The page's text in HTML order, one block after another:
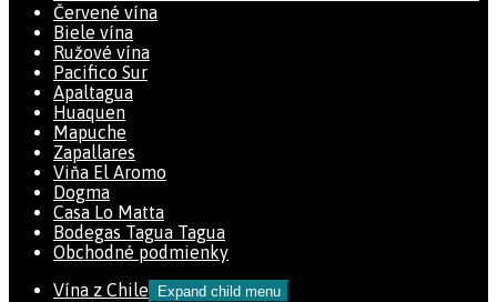
Červené vína
Biele vína
Ružové vína
Pacifico Sur
Apaltagua
Huaquen
Mapuche
Zapallares
Viňa El Aromo
Dogma
Casa Lo Matta
Bodegas Tagua Tagua
Obchodné podmienky
Vína z Chile
Expand child menu